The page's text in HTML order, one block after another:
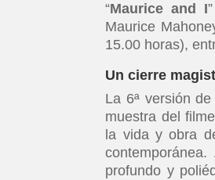
“Maurice and I
Maurice
15.00 horas),
Un cierre
La 6ª versión
muestra del filme
la vida y obra
profundo y